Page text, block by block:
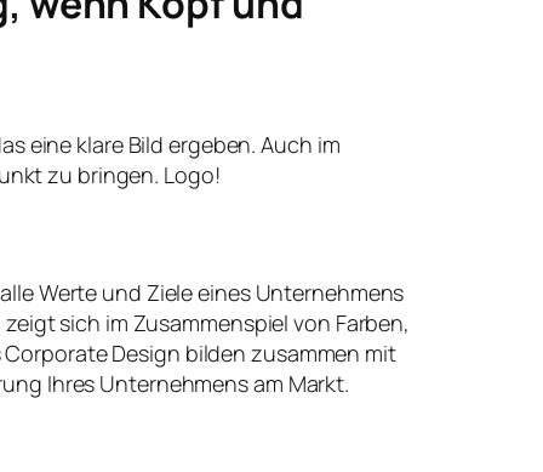
eine klare Bild ergeben. Auch im
zu bringen. Logo!
Werte und Ziele eines Unternehmens
sich im Zusammenspiel von Farben,
Design bilden zusammen mit
Ihres Unternehmens am Markt.